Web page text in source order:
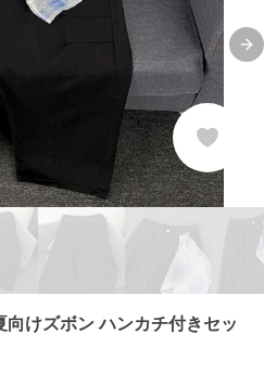
けズボン ハンカチ付きセッ